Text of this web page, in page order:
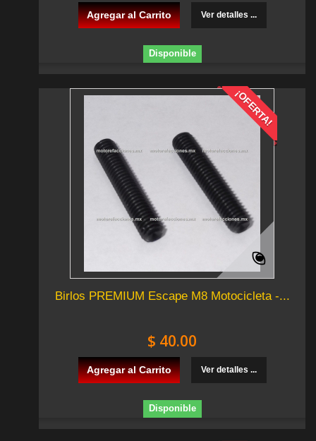
Agregar al Carrito Ver detalles ...
Disponible
¡OFERTA!
Birlos PREMIUM Escape M8 Motocicleta -...
$ 40.00
Agregar al Carrito Ver detalles ...
Disponible